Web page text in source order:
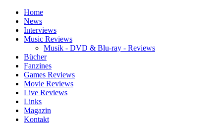
Home
News
Interviews
Music Reviews
Musik - DVD & Blu-ray - Reviews
Bücher
Fanzines
Games Reviews
Movie Reviews
Live Reviews
Links
Magazin
Kontakt